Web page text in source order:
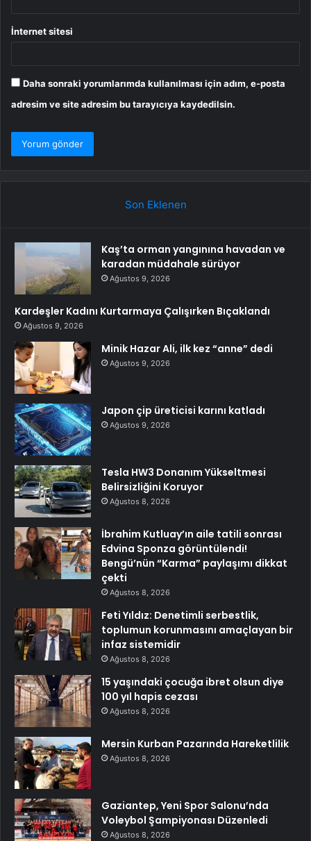
İnternet sitesi
Daha sonraki yorumlarımda kullanılması için adım, e-posta
adresim ve site adresim bu tarayıcıya kaydedilsin.
Son Eklenen
Kaş’ta orman yangınına havadan ve
karadan müdahale sürüyor
Ağustos 9, 2026
Kardeşler Kadını Kurtarmaya Çalışırken Bıçaklandı
Ağustos 9, 2026
Minik Hazar Ali, ilk kez “anne” dedi
Ağustos 9, 2026
Japon çip üreticisi karını katladı
Ağustos 9, 2026
Tesla HW3 Donanım Yükseltmesi
Belirsizliğini Koruyor
Ağustos 8, 2026
İbrahim Kutluay’ın aile tatili sonrası
Edvina Sponza görüntülendi!
Bengü’nün “Karma” paylaşımı dikkat
çekti
Ağustos 8, 2026
Feti Yıldız: Denetimli serbestlik,
toplumun korunmasını amaçlayan bir
infaz sistemidir
Ağustos 8, 2026
15 yaşındaki çocuğa ibret olsun diye
100 yıl hapis cezası
Ağustos 8, 2026
Mersin Kurban Pazarında Hareketlilik
Ağustos 8, 2026
Gaziantep, Yeni Spor Salonu’nda
Voleybol Şampiyonası Düzenledi
Ağustos 8, 2026